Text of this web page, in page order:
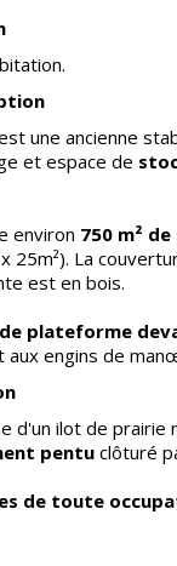
une ancienne
et espace de
environ 750 m²
25m²). La
est en bois.
plateforme
aux engins de
d'un ilot de prairie
pentu clôturé
de toute